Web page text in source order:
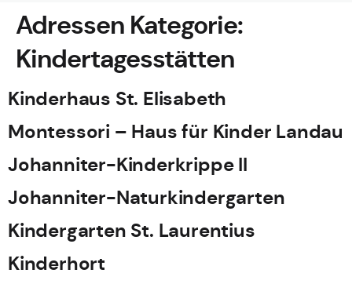
Adressen Kategorie:
Kindertagesstätten
Kinderhaus St. Elisabeth
Montessori – Haus für Kinder Landau
Johanniter-Kinderkrippe II
Johanniter-Naturkindergarten
Kindergarten St. Laurentius
Kinderhort